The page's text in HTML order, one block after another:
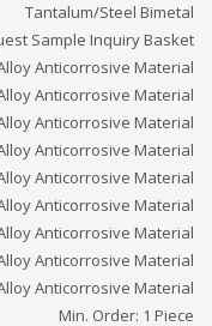
Tantalum/Steel Bimetal
Sample Inquiry Basket
Anticorrosive Material
Anticorrosive Material
Anticorrosive Material
Anticorrosive Material
Anticorrosive Material
Anticorrosive Material
Anticorrosive Material
Anticorrosive Material
Anticorrosive Material
Min. Order: 1 Piece